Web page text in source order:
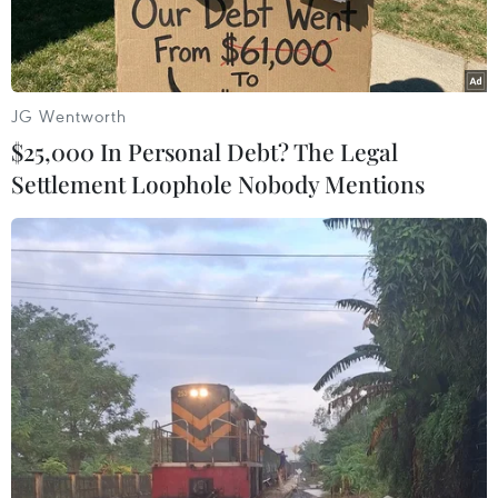
Nhà thầu tiến hành thi công mặt móng nền đường cao tốc.
(Ảnh: Việt Hùng/Vietnam+)
Theo thông tin từ Bộ Giao thông Vận tải, Dự án
Cao tốc Châu Đốc-Cần Thơ-Sóc Trăng sẽ khởi
công gói thầu cuối cùng vào tháng 9/2023.
Toàn bộ dự án có 14 gói thầu xây lắp, đã khởi
JG Wentworth
$25,000 In Personal Debt? The Legal
Settlement Loophole Nobody Mentions